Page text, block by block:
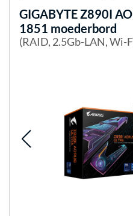
GIGABYTEZ890I
1851 moederbord
(RAID, 2.5Gb-LAN, Wi-